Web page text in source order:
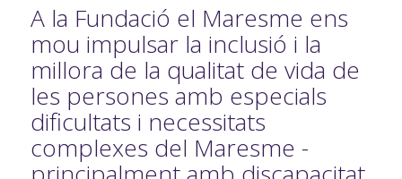
A la Fundació el Maresme ens
mou impulsar la inclusió i la
millora de la qualitat de vida de
les persones amb especials
dificultats i necessitats
complexes del Maresme -